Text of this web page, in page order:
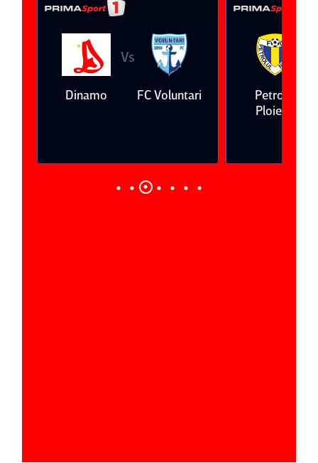
Dinamo
Vs
FC Voluntari
Petrolul
Ploieşti